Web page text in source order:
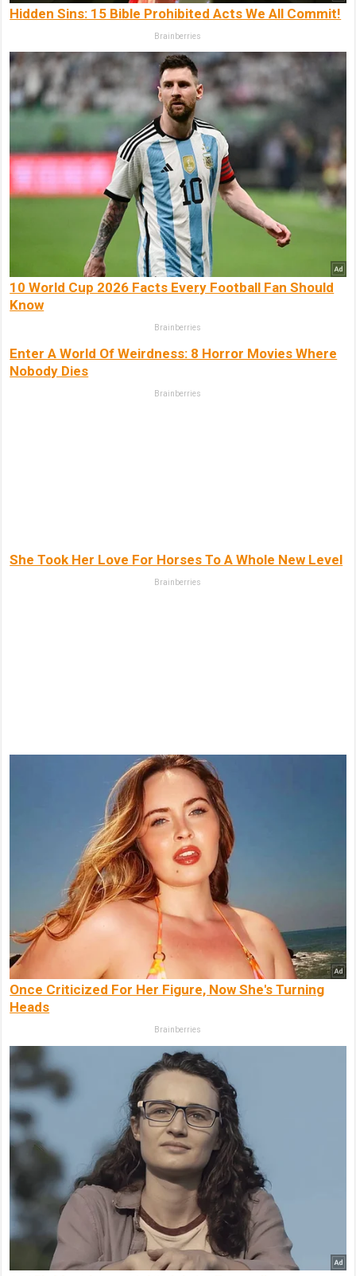
Hidden Sins: 15 Bible Prohibited Acts We All Commit!
Brainberries
10 World Cup 2026 Facts Every Football Fan Should
Know
Brainberries
Enter A World Of Weirdness: 8 Horror Movies Where
Nobody Dies
Brainberries
She Took Her Love For Horses To A Whole New Level
Brainberries
Once Criticized For Her Figure, Now She's Turning
Heads
Brainberries